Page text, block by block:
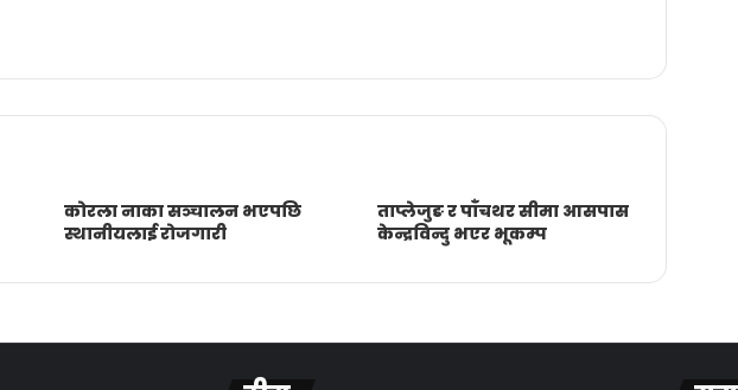
कोरला नाका सञ्चालन भएपछि
स्थानीयलाई रोजगारी
ताप्लेजुङ र पाँचथर सीमा आसपास
केन्द्रविन्दु भएर भूकम्प